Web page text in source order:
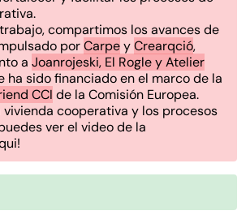
compartimos los avances de
porCarpeyCrearqció,
a Joanrojeski, El Rogle y Atelier
ha sido financiado en el marco de la
CCI de la Comisión Europea.
vivienda cooperativa y los procesos
ver el video de la